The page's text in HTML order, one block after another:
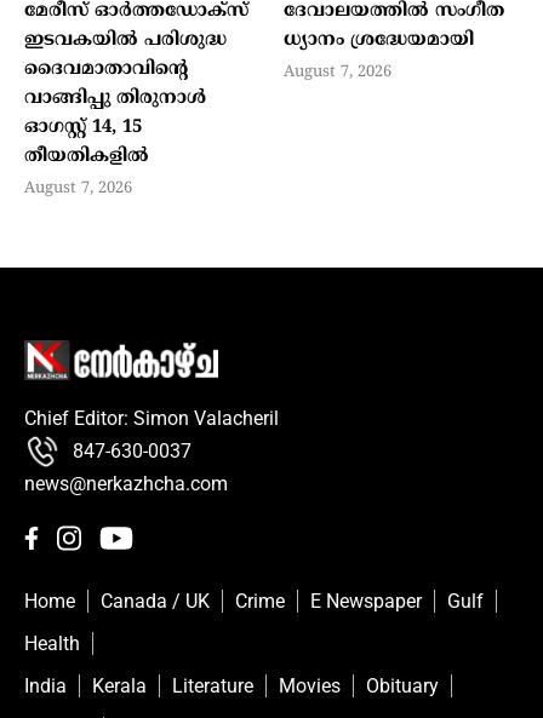
മേരീസ് ഓര്‍ത്തഡോക്‌സ്
ഇടവകയില്‍ പരിശുദ്ധ
ദൈവമാതാവിന്റെ
വാങ്ങിപ്പു തിരുനാള്‍
ഓഗസ്റ്റ് 14, 15
തീയതികളില്‍
August 7, 2026
ദേവാലയത്തിൽ സംഗീത
ധ്യാനം ശ്രദ്ധേയമായി
August 7, 2026
Chief Editor: Simon Valacheril
847-630-0037
news@nerkazhcha.com
Home Canada / UK Crime E Newspaper
Gulf
Health
India
Kerala Literature Movies
Obituary